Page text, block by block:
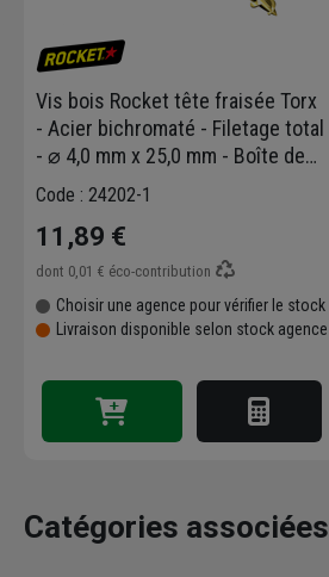
Vis bois Rocket tête fraisée Torx
- Acier bichromaté - Filetage total
- ⌀ 4,0 mm x 25,0 mm - Boîte de
500
Code : 24202-1
11,89 €
dont 0,01 € éco-contribution
Choisir une agence pour vérifier le stock
Livraison disponible selon stock agence
Catégories associées